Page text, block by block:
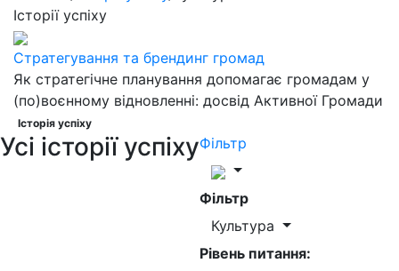
Історії успіху
Стратегування та брендинг громад
Як стратегічне планування допомагає громадам у
(по)воєнному відновленні: досвід Активної Громади
Історія успіху
Усі історії успіхуФільтр
Фільтр
Культура
Рівень питання: